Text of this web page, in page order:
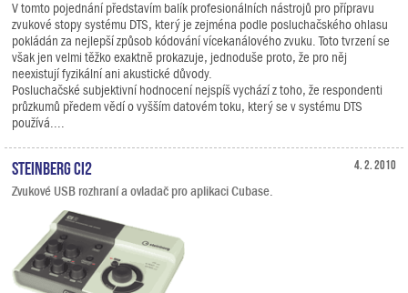
V tomto pojednání představím balík profesionálních nástrojů pro přípravu
zvukové stopy systému DTS, který je zejména podle posluchačského ohlasu
pokládán za nejlepší způsob kódování vícekanálového zvuku. Toto tvrzení se
však jen velmi těžko exaktně prokazuje, jednoduše proto, že pro něj
neexistují fyzikální ani akustické důvody.
Posluchačské subjektivní hodnocení nejspíš vychází z toho, že respondenti
průzkumů předem vědí o vyšším datovém toku, který se v systému DTS
používá....
4. 2. 2010
Steinberg CI2
Zvukové USB rozhraní a ovladač pro aplikaci Cubase.